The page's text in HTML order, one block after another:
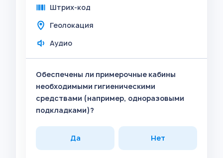
Штрих-код
Геолокация
Аудио
Обеспечены ли примерочные кабины
необходимыми гигиеническими
средствами (например, одноразовыми
подкладками)?
Да Нет